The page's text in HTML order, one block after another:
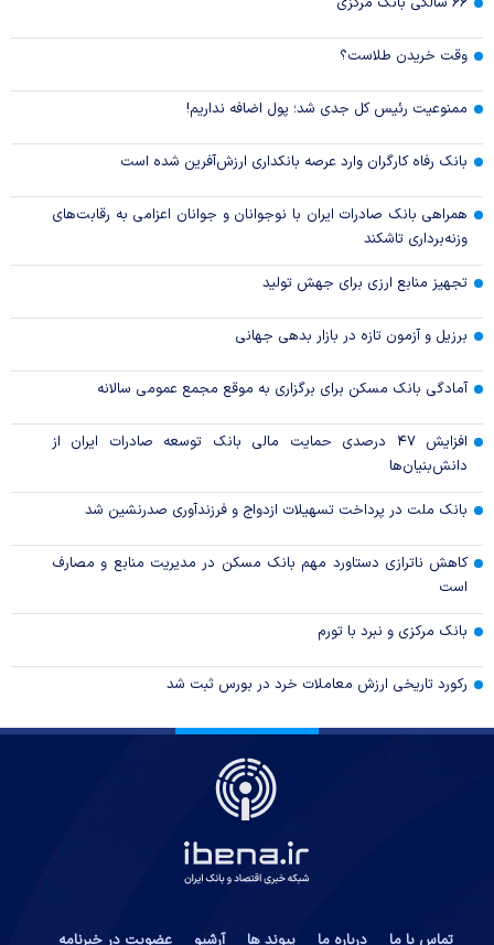
وقت خریدن طلاست؟
ممنوعیت رئیس کل جدی شد؛ پول اضافه نداریم!
بانک رفاه کارگران وارد عرصه بانکداری ارزش‌آفرین شده است
همراهی بانک صادرات ایران با نوجوانان و جوانان اعزامی به رقابت‌های
وزنه‌برداری تاشکند
تجهیز منابع ارزی برای جهش تولید
برزیل و آزمون تازه در بازار بدهی جهانی
آمادگی بانک مسکن برای برگزاری به موقع مجمع عمومی سالانه
افزایش ۴۷ درصدی حمایت مالی بانک توسعه صادرات ایران از
دانش‌بنیان‌ها
بانک ملت در پرداخت تسهیلات ازدواج و فرزندآوری صدرنشین شد
کاهش ناترازی دستاورد مهم بانک مسکن در مدیریت منابع و مصارف
است
بانک مرکزی و نبرد با تورم
رکورد تاریخی ارزش معاملات خرد در بورس ثبت شد
تماس با ما درباره ما پیوند ها آرشیو عضویت در خبرنامه